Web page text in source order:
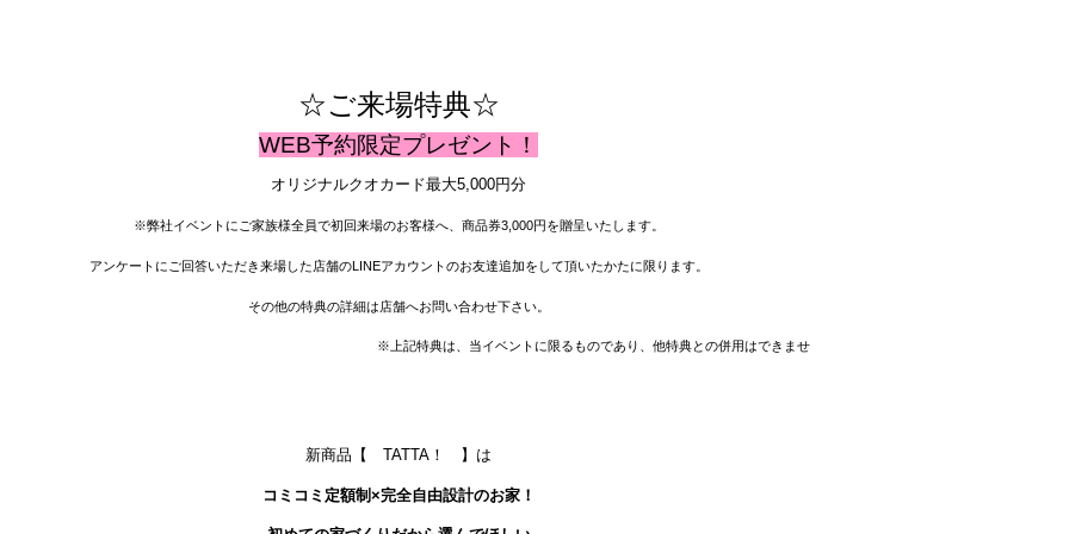
☆ご来場特典☆
WEB予約限定プレゼント！
オリジナルクオカード最大5,000円分
※弊社イベントにご家族様全員で初回来場のお客様へ、商品券3,000円を贈呈いたします。
アンケートにご回答いただき来場した店舗のLINEアカウントのお友達追加をして頂いたかたに限ります。
その他の特典の詳細は店舗へお問い合わせ下さい。
記特典は、当イベントに限るものであり、他特典との併用はできませ
新商品【 TATTA！ 】は
コミコミ定額制×完全自由設計のお家！